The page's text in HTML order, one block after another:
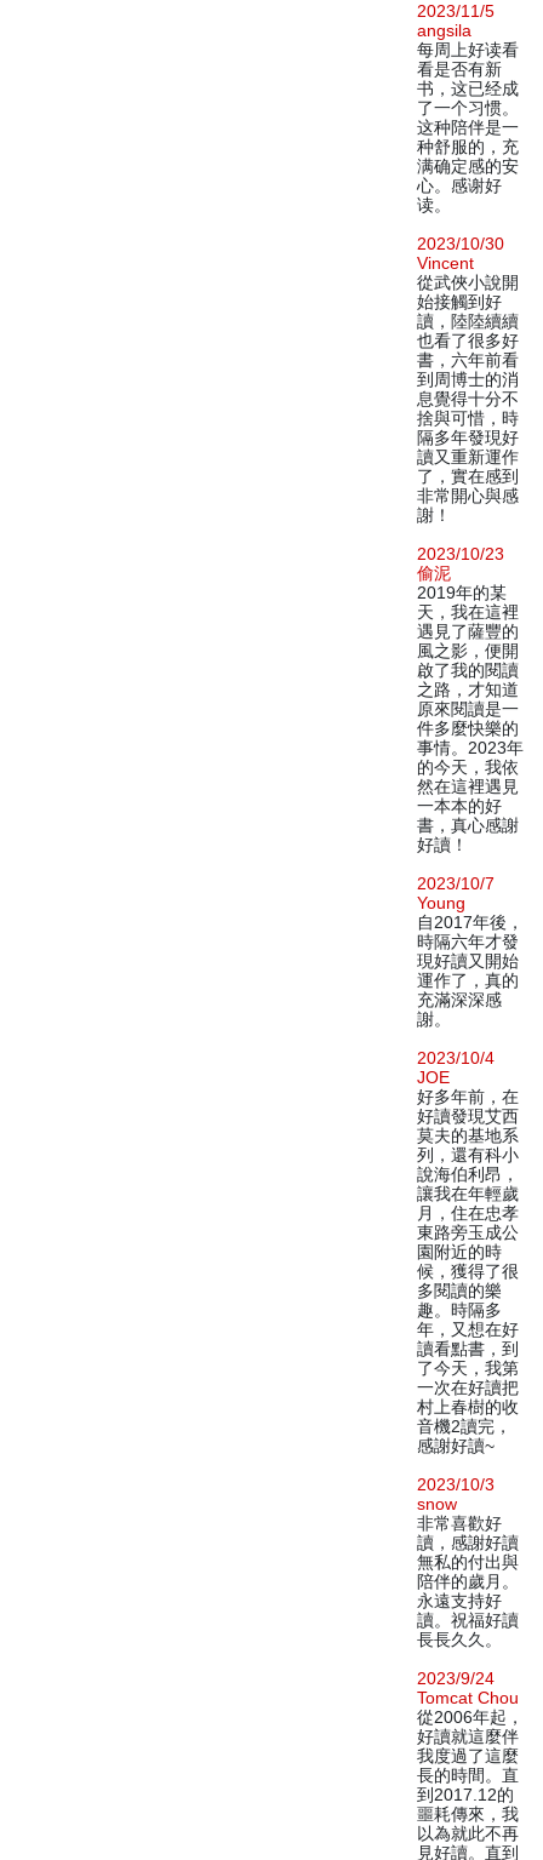
2023/11/5
angsila
每周上好读看
看是否有新
书，这已经成
了一个习惯。
这种陪伴是一
种舒服的，充
满确定感的安
心。感谢好
读。
2023/10/30
Vincent
從武俠小說開
始接觸到好
讀，陸陸續續
也看了很多好
書，六年前看
到周博士的消
息覺得十分不
捨與可惜，時
隔多年發現好
讀又重新運作
了，實在感到
非常開心與感
謝！
2023/10/23
偷泥
2019年的某
天，我在這裡
遇見了薩豐的
風之影，便開
啟了我的閱讀
之路，才知道
原來閱讀是一
件多麼快樂的
事情。2023年
的今天，我依
然在這裡遇見
一本本的好
書，真心感謝
好讀！
2023/10/7
Young
自2017年後，
時隔六年才發
現好讀又開始
運作了，真的
充滿深深感
謝。
2023/10/4
JOE
好多年前，在
好讀發現艾西
莫夫的基地系
列，還有科小
說海伯利昂，
讓我在年輕歲
月，住在忠孝
東路旁玉成公
園附近的時
候，獲得了很
多閱讀的樂
趣。時隔多
年，又想在好
讀看點書，到
了今天，我第
一次在好讀把
村上春樹的收
音機2讀完，
感謝好讀~
2023/10/3
snow
非常喜歡好
讀，感謝好讀
無私的付出與
陪伴的歲月。
永遠支持好
讀。祝福好讀
長長久久。
2023/9/24
Tomcat Chou
從2006年起，
好讀就這麼伴
我度過了這麼
長的時間。直
到2017.12的
噩耗傳來，我
以為就此不再
見好讀。直到